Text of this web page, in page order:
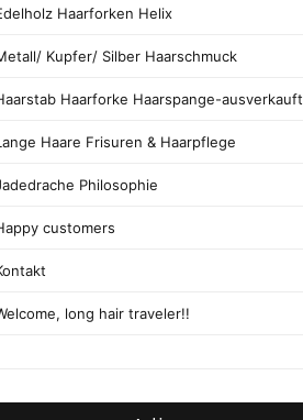
Haarforken Helix
Kupfer/ Silber Haarschmuck
Haarforke Haarspange-ausverkauft
Haare Frisuren & Haarpflege
Philosophie
customers
long hair traveler!!